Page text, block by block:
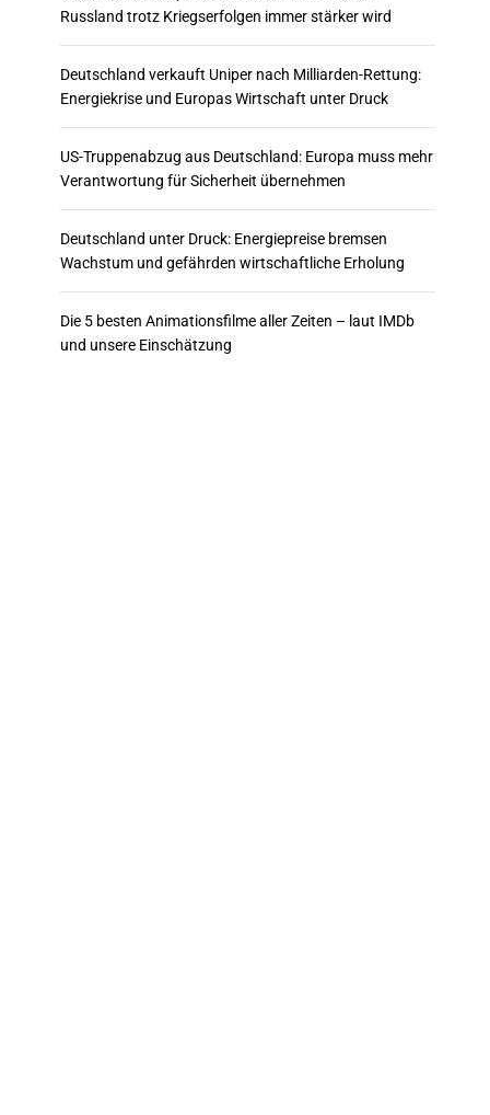
Russland trotz Kriegserfolgen immer stärker wird
Deutschland verkauft Uniper nach Milliarden-Rettung:
Energiekrise und Europas Wirtschaft unter Druck
US-Truppenabzug aus Deutschland: Europa muss mehr
Verantwortung für Sicherheit übernehmen
Deutschland unter Druck: Energiepreise bremsen
Wachstum und gefährden wirtschaftliche Erholung
Die 5 besten Animationsfilme aller Zeiten – laut IMDb
und unsere Einschätzung